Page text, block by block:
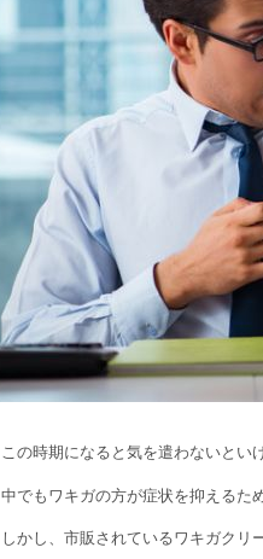
この時期になると気を遣わないとい
中でもワキガの方が症状を抑えるた
しかし、市販されているワキガクリ